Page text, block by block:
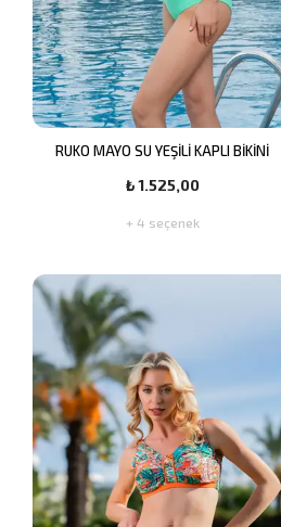
RUKO MAYO SU YEŞİLİ KAPLI BİKİNİ
₺ 1.525,00
+ 4 seçenek